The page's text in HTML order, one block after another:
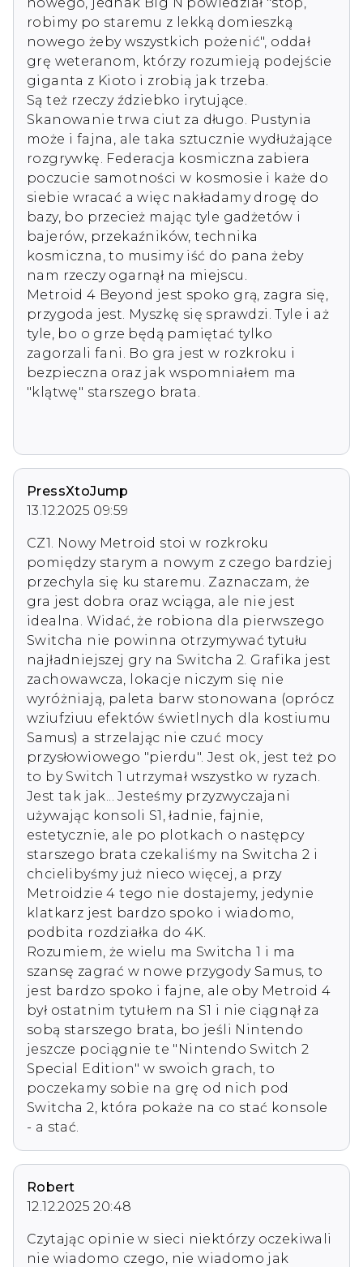
robimy po staremu z lekką domieszką
nowego żeby wszystkich pożenić", oddał
grę weteranom, którzy rozumieją podejście
giganta z Kioto i zrobią jak trzeba.
Są też rzeczy ździebko irytujące.
Skanowanie trwa ciut za długo. Pustynia
może i fajna, ale taka sztucznie wydłużające
rozgrywkę. Federacja kosmiczna zabiera
poczucie samotności w kosmosie i każe do
siebie wracać a więc nakładamy drogę do
bazy, bo przecież mając tyle gadżetów i
bajerów, przekaźników, technika
kosmiczna, to musimy iść do pana żeby
nam rzeczy ogarnął na miejscu.
Metroid 4 Beyond jest spoko grą, zagra się,
przygoda jest. Myszkę się sprawdzi. Tyle i aż
tyle, bo o grze będą pamiętać tylko
zagorzali fani. Bo gra jest w rozkroku i
bezpieczna oraz jak wspomniałem ma
"klątwę" starszego brata.
PressXtoJump
13.12.2025 09:59
CZ1. Nowy Metroid stoi w rozkroku
pomiędzy starym a nowym z czego bardziej
przechyla się ku staremu. Zaznaczam, że
gra jest dobra oraz wciąga, ale nie jest
idealna. Widać, że robiona dla pierwszego
Switcha nie powinna otrzymywać tytułu
najładniejszej gry na Switcha 2. Grafika jest
zachowawcza, lokacje niczym się nie
wyróżniają, paleta barw stonowana (oprócz
wziufziuu efektów świetlnych dla kostiumu
Samus) a strzelając nie czuć mocy
przysłowiowego "pierdu". Jest ok, jest też po
to by Switch 1 utrzymał wszystko w ryzach.
Jest tak jak... Jesteśmy przyzwyczajani
używając konsoli S1, ładnie, fajnie,
estetycznie, ale po plotkach o następcy
starszego brata czekaliśmy na Switcha 2 i
chcielibyśmy już nieco więcej, a przy
Metroidzie 4 tego nie dostajemy, jedynie
klatkarz jest bardzo spoko i wiadomo,
podbita rozdziałka do 4K.
Rozumiem, że wielu ma Switcha 1 i ma
szansę zagrać w nowe przygody Samus, to
jest bardzo spoko i fajne, ale oby Metroid 4
był ostatnim tytułem na S1 i nie ciągnął za
sobą starszego brata, bo jeśli Nintendo
jeszcze pociągnie te "Nintendo Switch 2
Special Edition" w swoich grach, to
poczekamy sobie na grę od nich pod
Switcha 2, która pokaże na co stać konsole
- a stać.
Robert
12.12.2025 20:48
Czytając opinie w sieci niektórzy oczekiwali
nie wiadomo czego, nie wiadomo jak